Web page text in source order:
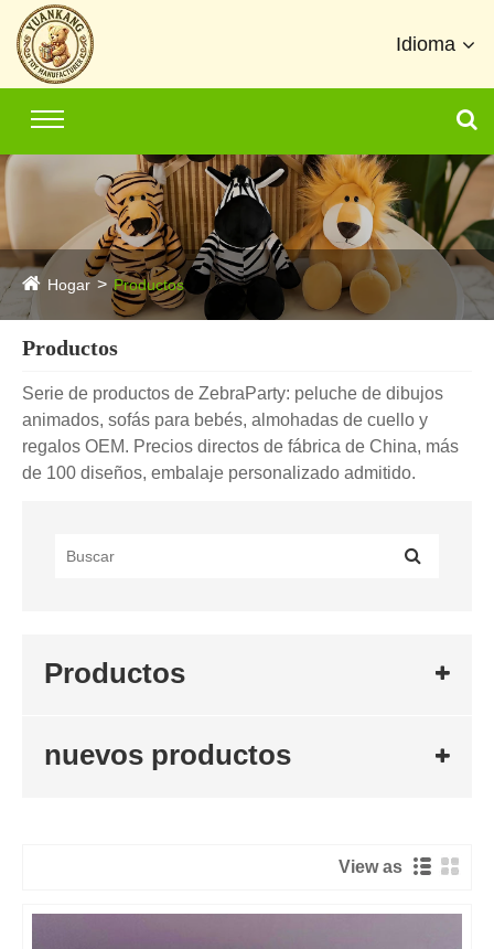
Idioma
Hogar Productos
Productos
Serie de productos de ZebraParty: peluche de dibujos
animados, sofás para bebés, almohadas de cuello y
regalos OEM. Precios directos de fábrica de China, más
de 100 diseños, embalaje personalizado admitido.
Productos
nuevos productos
View as